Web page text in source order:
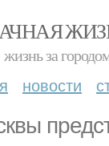
жизнь за
новости